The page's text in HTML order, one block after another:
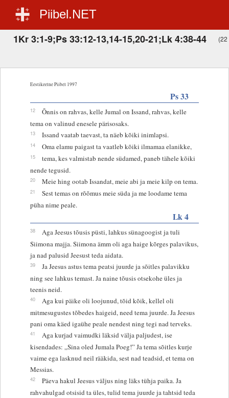
Piibel.NET
1Kr 3:1-9;Ps 33:12-13,14-15,20-21;Lk 4:38-44 (22
Eestikeelne Piibel 1997
Ps 33
12
Õnnis on rahvas, kelle Jumal on Issand, rahvas, kelle
tema on valinud enesele pärisosaks.
13 Issand vaatab taevast, ta näeb kõiki inimlapsi.
14 Oma elamu paigast ta vaatleb kõiki ilmamaa elanikke,
15
tema, kes valmistab nende südamed, paneb tähele kõiki
nende tegusid.
20 Meie hing ootab Issandat, meie abi ja meie kilp on tema.
21
Sest temas on rõõmus meie süda ja me loodame tema
püha nime peale.
Lk 4
38
Aga Jeesus tõusis püsti, lahkus sünagoogist ja tuli
Siimona majja. Siimona ämm oli aga haige kõrges palavikus,
ja nad palusid Jeesust teda aidata.
39
Ja Jeesus astus tema peatsi juurde ja sõitles palavikku
ning see lahkus temast. Ja naine tõusis otsekohe üles ja
teenis neid.
40
Aga kui päike oli loojunud, tõid kõik, kellel oli
mitmesugustes tõbedes haigeid, need tema juurde. Ja Jeesus
pani oma käed igaühe peale nendest ning tegi nad terveks.
41
Aga kurjad vaimudki läksid välja paljudest, ise
kisendades: „Sina oled Jumala Poeg!” Ja tema sõitles kurje
vaime ega lasknud neil rääkida, sest nad teadsid, et tema on
Messias.
42
Päeva hakul Jeesus väljus ning läks tühja paika. Ja
rahvahulgad otsisid ta üles, tulid tema juurde ja tahtsid teda